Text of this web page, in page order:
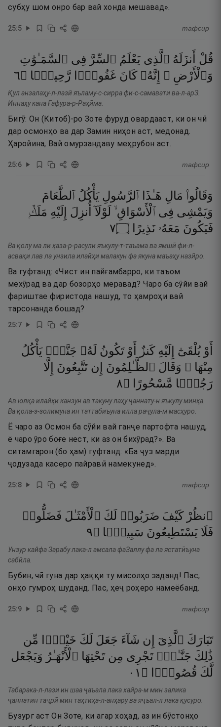
субҳу шом онро бар вай хонда мешавад».
25:5 тафсир
قُلْ أَنزَلَهُ ٱلَّذِى يَعْلَمُ ٱلسِّرَّ فِى ٱلسَّمَـٰوَٰتِ
وَٱلْأَرْضِ ۚ إِنَّهُۥ كَانَ غَفُورًۭا رَّحِيمًۭا ۝٦
Қул анзалаҳу-л-лазӣ яъламу-с-сирра фи-с-самавати ва-л-арЗ.
Иннаҳу кана Ғафура-р-Раҳӣма.
Бигӯ: Он (Китоб)-ро Зоте фуруд овардааст, ки он чӣ
дар осмонҳо ва дар Замин ниҳон аст, медонад.
Ҳаройина, Вай омурзандаву меҳрубон аст.
25:6 тафсир
وَقَالُوا۟ مَالِ هَـٰذَا ٱلرَّسُولِ يَأْكُلُ ٱلطَّعَامَ
وَيَمْشِى فِى ٱلْأَسْوَاقِ ۙ لَوْلَآ أُنزِلَ إِلَيْهِ مَلَكٌۭ
فَيَكُونَ مَعَهُۥ نَذِيرًا ۝٧
Ва қолу ма ли ҳаза-р-расули яъкулу-т-таъама ва ямшӣ фи-л-
асвақи лав ла унзила илайҳи малакун фа якуна маъаҳу назӣро.
Ва гуфтанд: «Чист ин пайғамбарро, ки таъом
мехӯрад ва дар бозорҳо меравад? Чаро ба сӯйи вай
фариштае фиристода нашуд, то ҳамроҳи вай
тарсонанда бошад?
25:7
أَوْ يُلْقَىٰٓ إِلَيْهِ كَنزٌ أَوْ تَكُونُ لَهُۥ جَنَّةٌۭ يَأْكُلُ
مِنْهَا ۚ وَقَالَ ٱلظَّـٰلِمُونَ إِن تَتَّبِعُونَ
إِلَّا
رَجُلًۭا مَّسْحُورًا ۝٨
Ав юлқа илайҳи канзун ав такуну лаҳу ҷаннату-н яъкулу минҳа.
Ва қола-з-золимуна ин таттабиъуна илла раҷула-м масҳуро.
Ё чаро аз Осмон ба сӯйи вай ганҷе партофта нашуд,
ё чаро ӯро боғе нест, ки аз он бихӯрад?». Ва
ситамгарон (бо ҳам) гуфтанд: «Ба ҷуз марди
ҷодузада касеро пайравӣ намекунед».
25:8 тафсир
ٱنظُرْ كَيْفَ ضَرَبُوا۟ لَكَ ٱلْأَمْثَـٰلَ فَضَلُّوا۟
فَلَا يَسْتَطِيعُونَ سَبِيلًۭا ۝٩
Унзур кайфа Зарабу лака-л амсала фаЗаллу фа ла ястатӣъуна
сабӣла.
Бубин, чӣ гуна дар ҳаққи ту мисолҳо заданд! Пас,
онҳо гумроҳ шуданд. Пас, ҳеҷ роҳеро намеёбанд.
25:9 тафсир
تَبَارَكَ ٱلَّذِىٓ إِن شَآءَ جَعَلَ لَكَ خَيْرًۭا
مِّن
ذَٰلِكَ جَنَّـٰتٍۢ تَجْرِى مِن تَحْتِهَا ٱلْأَنْهَـٰرُ وَيَجْعَل
لَّكَ قُصُورًۢا ۝ ١٠
Табарака-л-лази ин шаа ҷаъала лака хайра-м мин залика
ҷаннатин таҷрӣ мин таҳтиҳа-л-анҳару ва яҷъал-л лака қусуро.
Бузург аст Он Зоте, ки агар хоҳад, аз ин бӯстонҳо